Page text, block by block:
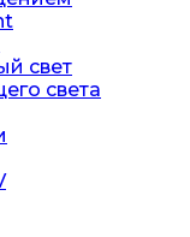
свет
света